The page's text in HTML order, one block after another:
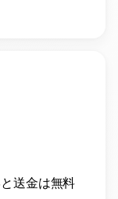
送金は無料